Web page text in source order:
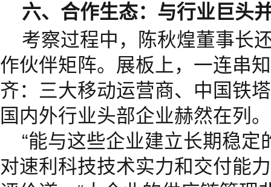
六、合作生态：与行业巨头
考察过程中，陈秋煌董事长
作伙伴矩阵。展板上，一连串
齐：三大移动运营商、中国铁
国内外行业头部企业赫然在列。
“能与这些企业建立长期稳
对速利科技技术实力和交付能